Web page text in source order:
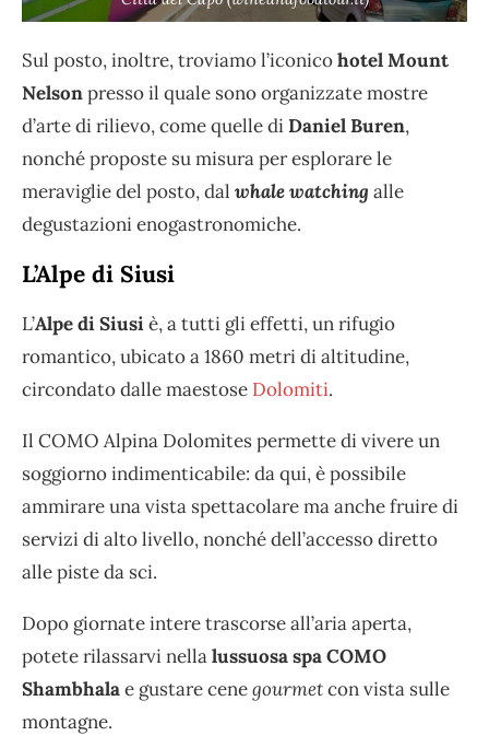
Sul posto, inoltre, troviamo l’iconicohotel Mount
Nelsonpresso il quale sono organizzate mostre
d’arte di rilievo, come quelle diDaniel Buren,
nonché proposte su misura per esplorare le
meraviglie del posto, dal whale watching alle
degustazioni enogastronomiche.
L’Alpe di Siusi
L’Alpe di Siusiè, a tutti gli effetti, un rifugio
romantico, ubicato a 1860 metri di altitudine,
circondato dalle maestose Dolomiti.
Il COMO Alpina Dolomites permette di vivere un
soggiorno indimenticabile: da qui, è possibile
ammirare una vista spettacolare ma anche fruire di
servizi di alto livello, nonché dell’accesso diretto
alle piste da sci.
Dopo giornate intere trascorse all’aria aperta,
potete rilassarvi nellalussuosa spa COMO
Shambhalae gustare cenegourmetcon vista sulle
montagne.